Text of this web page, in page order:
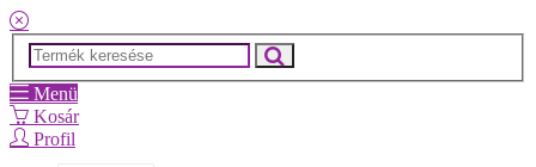
Menü
Kosár
Profil